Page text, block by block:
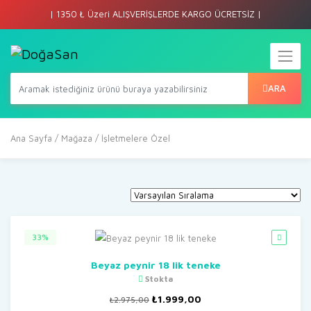
| 1350 ₺ Üzeri ALIŞVERİŞLERDE KARGO ÜCRETSİZ |
ARA
Ana Sayfa / Mağaza / İşletmelere Özel
33%
Beyaz peynir 18 lik teneke
Stokta
₺2.975,00 Orijinal
₺1.999,00